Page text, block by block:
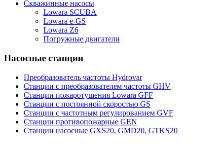
Скважинные насосы
Lowara SCUBA
Lowara e-GS
Lowara Z6
Погружные двигатели
Насосные станции
Преобразователь частоты Hydrovar
Станции с преобразователем частоты GHV
Станции пожаротушения Lowara GFF
Станции с постоянной скоростью GS
Станции с частотным регулированием GVF
Станции противопожарные GEN
Станции насосные GXS20, GMD20, GTKS20